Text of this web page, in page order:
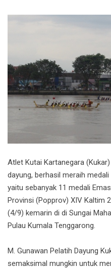
Atlet Kutai Kartanegara
dayung, berhasil meraih
yaitu sebanyak 11 medali
Provinsi (Popprov) XIV Kaltim
(4/9) kemarin di di Sungai
Pulau Kumala Tenggarong.
M. Gunawan Pelatih Dayung
semaksimal mungkin untuk